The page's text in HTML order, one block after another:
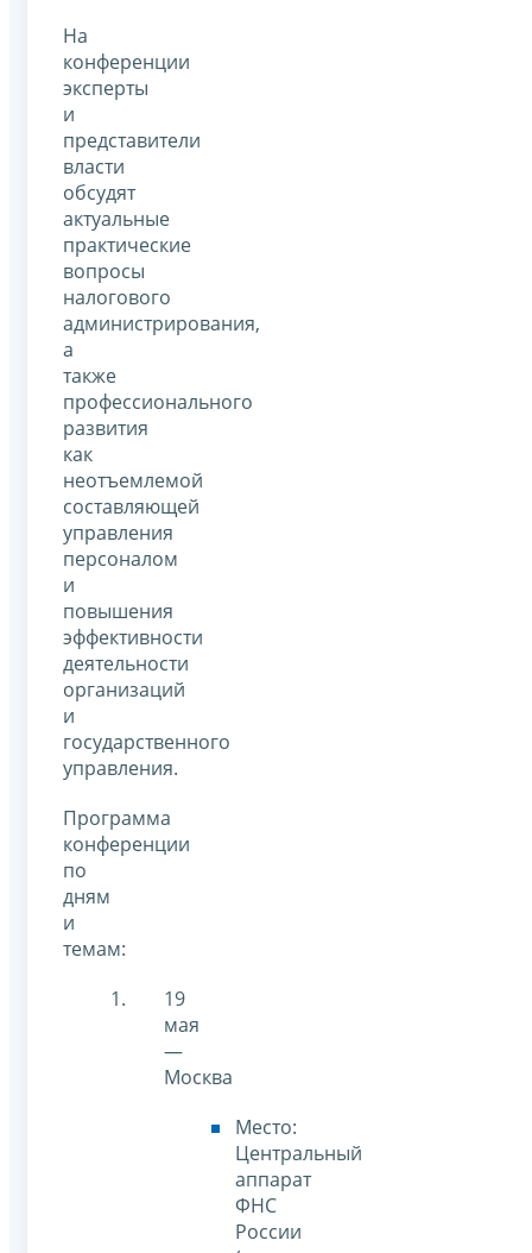
На
конференции
эксперты
и
представители
власти
обсудят
актуальные
практические
вопросы
налогового
администрирования,
а
также
профессионального
развития
как
неотъемлемой
составляющей
управления
персоналом
и
повышения
эффективности
деятельности
организаций
и
государственного
управления.
Программа
конференции
по
дням
и
темам:
19
мая
—
Москва
Место:
Центральный
аппарат
ФНС
России